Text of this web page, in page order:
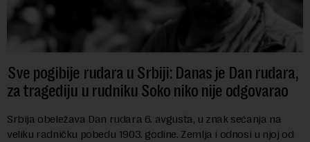
Sve pogibije rudara u Srbiji: Danas je Dan rudara,
za tragediju u rudniku Soko niko nije odgovarao
Srbija obeležava Dan rudara 6. avgusta, u znak sećanja na
veliku radničku pobedu 1903. godine. Zemlja i odnosi u njoj od